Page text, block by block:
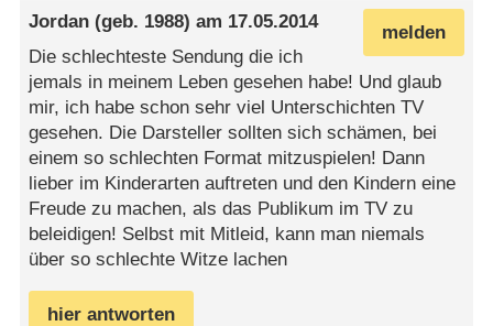
melden
Jordan (geb. 1988) am 17.05.2014
Die schlechteste Sendung die ich
jemals in meinem Leben gesehen habe! Und glaub
mir, ich habe schon sehr viel Unterschichten TV
gesehen. Die Darsteller sollten sich schämen, bei
einem so schlechten Format mitzuspielen! Dann
lieber im Kinderarten auftreten und den Kindern eine
Freude zu machen, als das Publikum im TV zu
beleidigen! Selbst mit Mitleid, kann man niemals
über so schlechte Witze lachen
hier antworten